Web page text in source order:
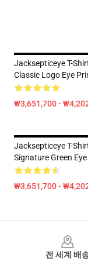
Jacksepticeye T-
Classic Logo Eye
₩3,651,700 -
Jacksepticeye T-
Signature Green
₩3,651,700 -
전 세계 배